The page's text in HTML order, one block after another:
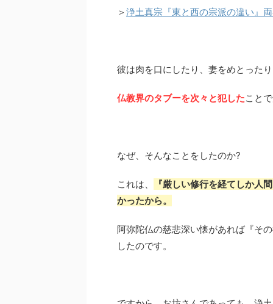
＞ 浄土真宗『東と西の宗派の違い』
彼は肉を口にしたり、妻をめとった
仏教界のタブーを次々と犯したこと
なぜ、そんなことをしたのか?
これは、 『厳しい修行を経てしか人
かったから。
阿弥陀仏の慈悲深い懐があれば『そ
したのです。